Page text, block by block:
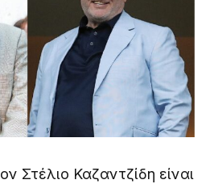
Στέλιο Καζαντζίδη είναι